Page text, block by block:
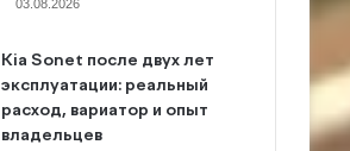
03.08.2026
Kia Sonet после двух лет
эксплуатации: реальный
расход, вариатор и опыт
владельцев